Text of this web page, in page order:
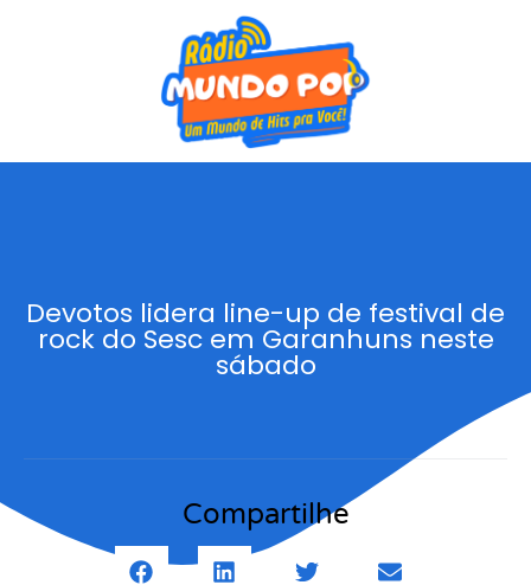
Devotos lidera line-up de festival de
rock do Sesc em Garanhuns neste
sábado
Compartilhe